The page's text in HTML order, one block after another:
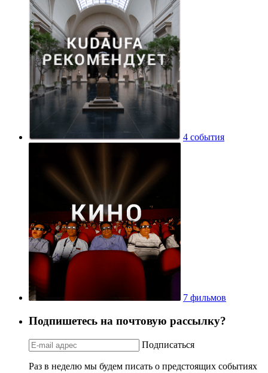
4 события
7 фильмов
Подпишетесь на почтовую рассылку?
Подписаться
Раз в неделю мы будем писать о предстоящих событиях